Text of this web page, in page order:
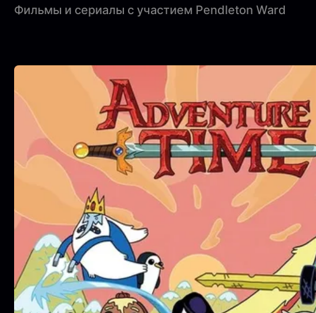
Фильмы и сериалы с участием Pendleton Ward